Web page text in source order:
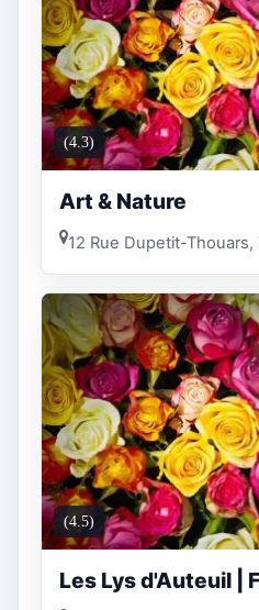
(4.3)
Art & Nature
12 Rue Dupetit-Thouars,
(4.5)
Les Lys d'Auteuil |